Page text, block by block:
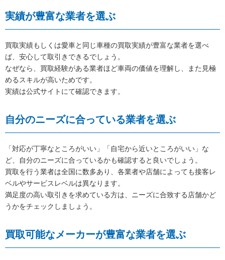
実績が豊富な業者を選ぶ
買取実績もしくは愛車と同じ車種の買取実績が豊富な業者を選べ
ば、安心して取引きできるでしょう。
なぜなら、買取経験がある業者ほど車両の価値を理解し、また見極
めるスキルが高いためです。
実績は公式サイトにて確認できます。
自分のニーズに合っている業者を選ぶ
「対応が丁寧なところがいい」「自宅から近いところがいい」な
ど、自分のニーズに合っているかも確認すると良いでしょう。
買取を行う業者は全国に数多あり、各業者や店舗によっても接客レ
ベルやサービスレベルは異なります。
満足度の高い取引きを求めている方は、ニーズに合致する店舗かど
うかをチェックしましょう。
買取可能なメーカーが豊富な業者を選ぶ